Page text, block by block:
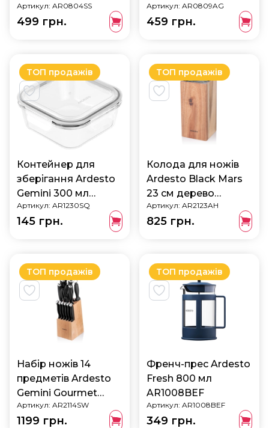
нержавіюча сталь
AR0804SS
Артикул: AR0804SS
499 грн.
алюміній AR0809AG
Артикул: AR0809AG
459 грн.
ТОП продажів
Контейнер для
зберігання Ardesto
Gemini 300 мл
AR1230SQ
Артикул: AR1230SQ
145 грн.
ТОП продажів
Колода для ножів
Ardesto Black Mars
23 см дерево
AR2123AH
Артикул: AR2123AH
825 грн.
ТОП продажів
Набір ножів 14
предметів Ardesto
Gemini Gourmet
AR2114SW
Артикул: AR2114SW
1199 грн.
ТОП продажів
Френч-прес Ardesto
Fresh 800 мл
AR1008BEF
Артикул: AR1008BEF
349 грн.